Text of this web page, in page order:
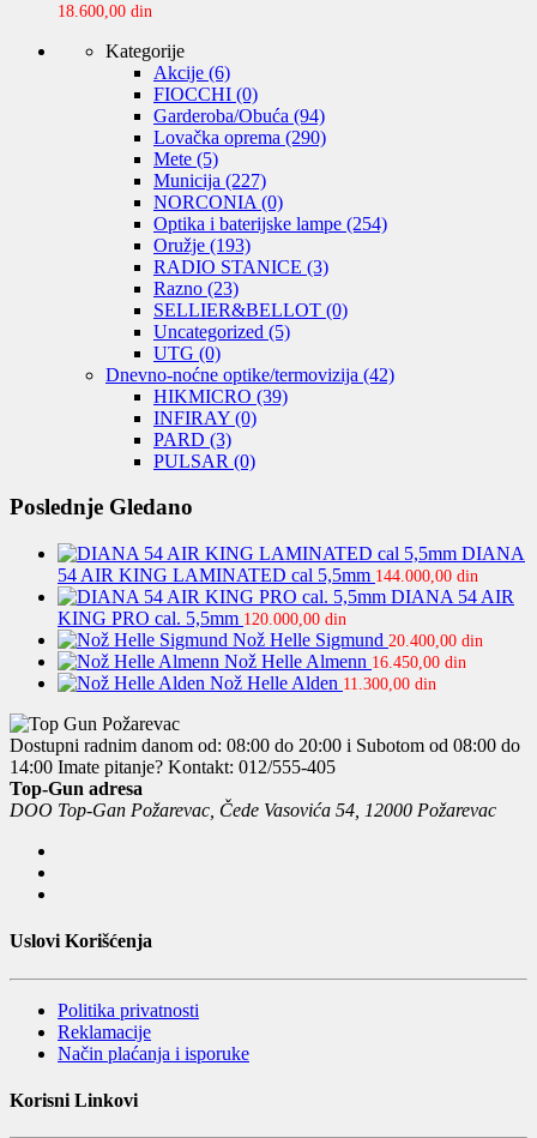
18.600,00 din
Kategorije
Akcije (6)
FIOCCHI (0)
Garderoba/Obuća (94)
Lovačka oprema (290)
Mete (5)
Municija (227)
NORCONIA (0)
Optika i baterijske lampe (254)
Oružje (193)
RADIO STANICE (3)
Razno (23)
SELLIER&BELLOT (0)
Uncategorized (5)
UTG (0)
Dnevno-noćne optike/termovizija (42)
HIKMICRO (39)
INFIRAY (0)
PARD (3)
PULSAR (0)
Poslednje Gledano
DIANA
54 AIR KING LAMINATED cal 5,5mm 144.000,00 din
DIANA 54 AIR
KING PRO cal. 5,5mm 120.000,00 din
Nož Helle Sigmund 20.400,00 din
Nož Helle Almenn 16.450,00 din
Nož Helle Alden 11.300,00 din
Dostupni radnim danom od: 08:00 do 20:00 i Subotom od 08:00 do
14:00 Imate pitanje? Kontakt: 012/555-405
Top-Gun adresa
DOO Top-Gan Požarevac, Čede Vasovića 54, 12000 Požarevac
Uslovi Korišćenja
Politika privatnosti
Reklamacije
Način plaćanja i isporuke
Korisni Linkovi